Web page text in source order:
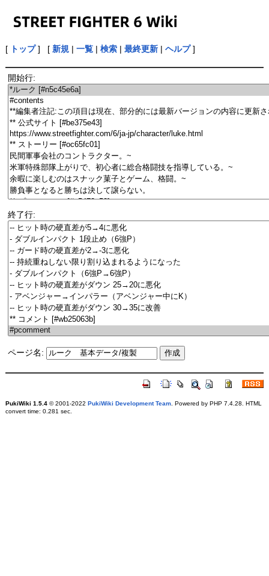
[ トップ] [ 新規| 一覧| 検索| 最終更新| ヘルプ]
開始行:
終了行:
ページ名:
PukiWiki 1.5.4© 2001-2022 PukiWiki Development Team. Powered by PHP 7.4.28. HTML
convert time: 0.281 sec.